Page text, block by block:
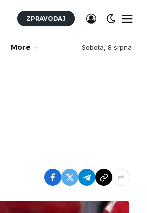
ZPRAVODAJ
More Sobota, 8 srpna